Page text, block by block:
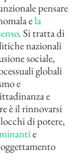
pensare
ela
. Si tratta di
nazionali
sociale,
globali
e
e
è il rinnovarsi
di potere,
e